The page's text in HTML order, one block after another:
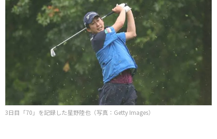
3日目「70」を記録した星野陸也（写真：Getty Images）